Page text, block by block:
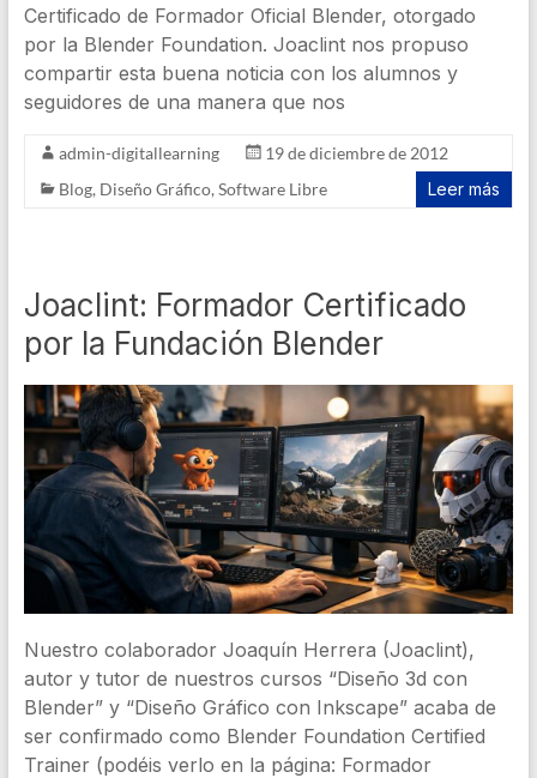
Certificado de Formador Oficial Blender, otorgado
por la Blender Foundation. Joaclint nos propuso
compartir esta buena noticia con los alumnos y
seguidores de una manera que nos
admin-digitallearning
19 de diciembre de 2012
Blog, Diseño Gráfico, Software Libre Leer más
Joaclint: Formador Certificado
por la Fundación Blender
Nuestro colaborador Joaquín Herrera (Joaclint),
autor y tutor de nuestros cursos “Diseño 3d con
Blender” y “Diseño Gráfico con Inkscape” acaba de
ser confirmado como Blender Foundation Certified
Trainer (podéis verlo en la página: Formador